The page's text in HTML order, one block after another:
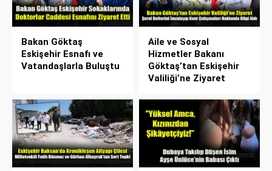
Bakan Göktaş
Eskişehir Esnafı ve
Vatandaşlarla Buluştu
Aile ve Sosyal
Hizmetler Bakanı
Göktaş’tan Eskişehir
Valiliği’ne Ziyaret